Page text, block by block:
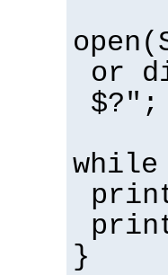
or
$?";
while
}